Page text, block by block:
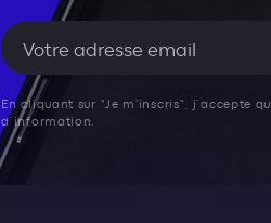
En cliquant sur "Je m'inscris", j’accepte
d’information.